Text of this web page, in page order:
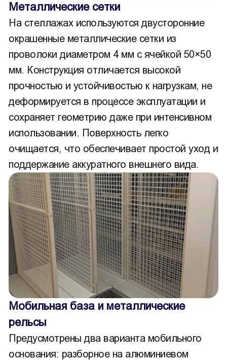
Металлические сетки
На стеллажах используются двусторонние
окрашенные металлические сетки из
проволоки диаметром 4 мм с ячейкой 50×50
мм. Конструкция отличается высокой
прочностью и устойчивостью к нагрузкам, не
деформируется в процессе эксплуатации и
сохраняет геометрию даже при интенсивном
использовании. Поверхность легко
очищается, что обеспечивает простой уход и
поддержание аккуратного внешнего вида.
Мобильная база и металлические
рельсы
Предусмотрены два варианта мобильного
основания: разборное на алюминиевом